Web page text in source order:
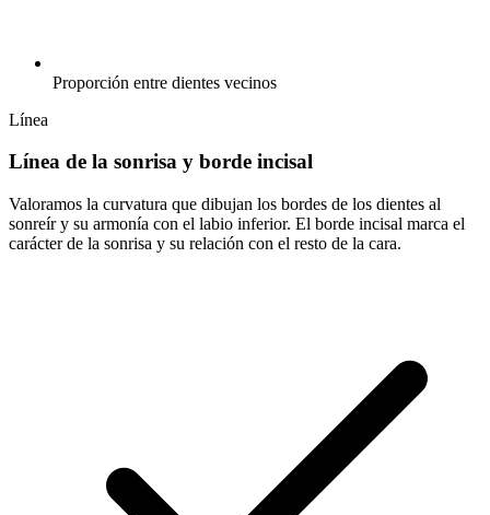
Proporción entre dientes vecinos
Línea
Línea de la sonrisa y borde incisal
Valoramos la curvatura que dibujan los bordes de los dientes al
sonreír y su armonía con el labio inferior. El borde incisal marca el
carácter de la sonrisa y su relación con el resto de la cara.